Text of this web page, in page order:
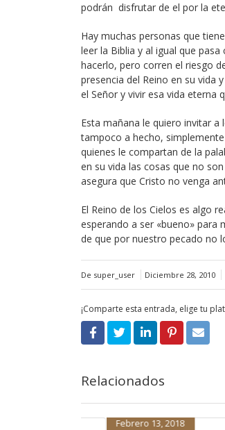
podrán disfrutar de el por la
Hay muchas personas que
leer la Biblia y al igual que
hacerlo, pero corren el riesgo
presencia del Reino en su vida
el Señor y vivir esa vida eterna
Esta mañana le quiero invitar
tampoco a hecho,
quienes le compartan de la
en su vida las cosas que no
asegura que Cristo no venga
El Reino de los Cielos es algo
esperando a ser «bueno» para
de que por nuestro pecado no
De super_user Diciembre 28, 2010
¡Comparte esta entrada, elige tu
Relacionados
Enero 15, 2018